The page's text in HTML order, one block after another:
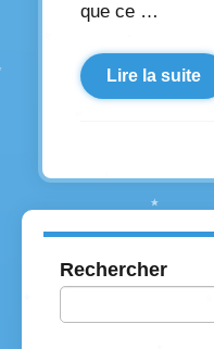
que ce …
Lire la suite
Rechercher